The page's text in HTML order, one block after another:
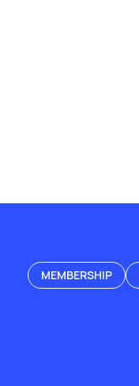
MEMBERSHIP